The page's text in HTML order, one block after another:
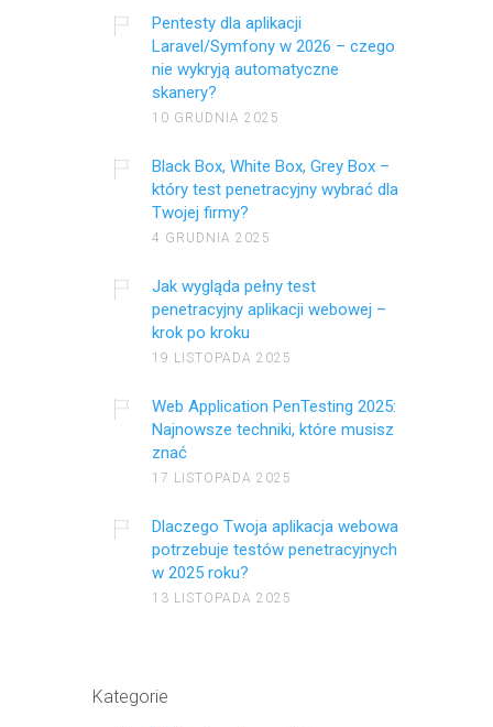
Pentesty dla aplikacji
Laravel/Symfony w 2026 – czego
nie wykryją automatyczne
skanery?
10 GRUDNIA 2025
Black Box, White Box, Grey Box –
który test penetracyjny wybrać dla
Twojej firmy?
4 GRUDNIA 2025
Jak wygląda pełny test
penetracyjny aplikacji webowej –
krok po kroku
19 LISTOPADA 2025
Web Application PenTesting 2025:
Najnowsze techniki, które musisz
znać
17 LISTOPADA 2025
Dlaczego Twoja aplikacja webowa
potrzebuje testów penetracyjnych
w 2025 roku?
13 LISTOPADA 2025
Kategorie